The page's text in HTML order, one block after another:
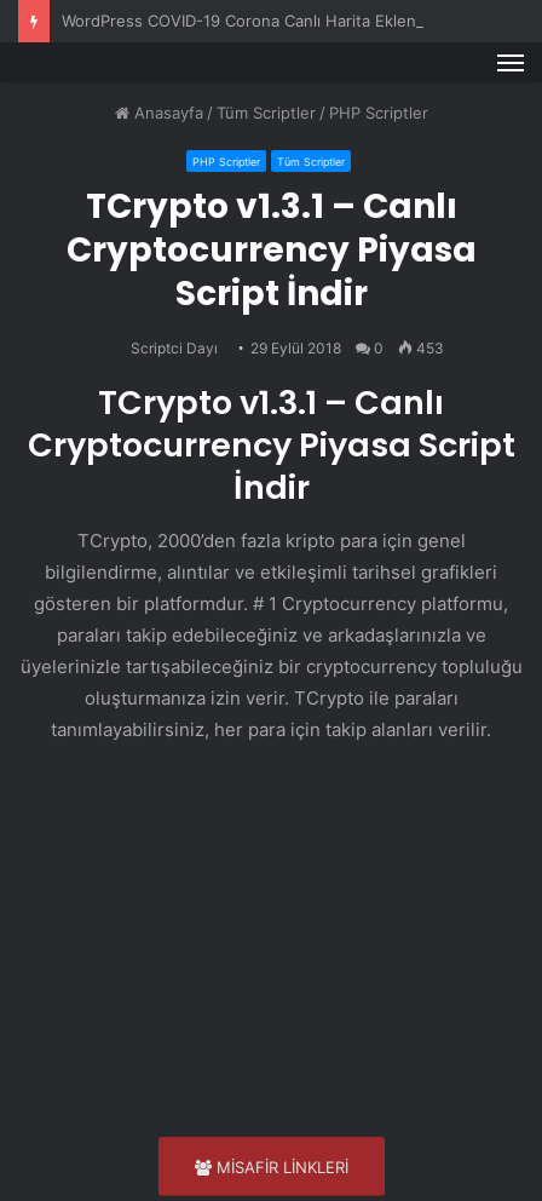
WordPress COVID-19 Corona Canlı Harita Eklentisi v1.0.3
Anasayfa / Tüm Scriptler / PHP Scriptler
PHP Scriptler Tüm Scriptler
TCrypto v1.3.1 – Canlı
Cryptocurrency Piyasa
Script İndir
Scriptci Dayı 29 Eylül 2018 0 453
TCrypto v1.3.1 – Canlı
Cryptocurrency Piyasa Script
İndir
TCrypto, 2000’den fazla kripto para için genel
bilgilendirme, alıntılar ve etkileşimli tarihsel grafikleri
gösteren bir platformdur. # 1 Cryptocurrency platformu,
paraları takip edebileceğiniz ve arkadaşlarınızla ve
üyelerinizle tartışabileceğiniz bir cryptocurrency topluluğu
oluşturmanıza izin verir. TCrypto ile paraları
tanımlayabilirsiniz, her para için takip alanları verilir.
MİSAFİR LİNKLERİ